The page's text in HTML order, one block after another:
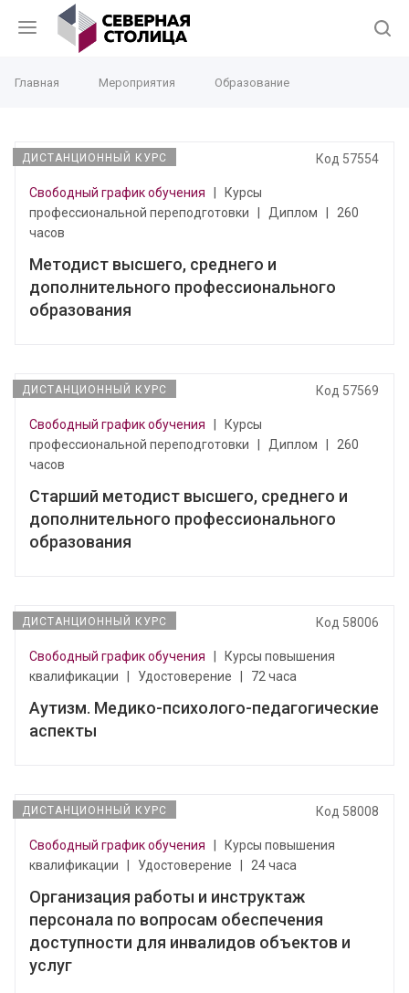
Главная Мероприятия Образование
ДИСТАНЦИОННЫЙ КУРС Код 57554
Свободный график обучения
Курсы
профессиональной переподготовки
Диплом
260
часов
Методист высшего, среднего и
дополнительного профессионального
образования
ДИСТАНЦИОННЫЙ КУРС Код 57569
Свободный график обучения
Курсы
профессиональной переподготовки
Диплом
260
часов
Старший методист высшего, среднего и
дополнительного профессионального
образования
ДИСТАНЦИОННЫЙ КУРС Код 58006
Свободный график обучения
Курсы повышения
квалификации
Удостоверение 72 часа
Аутизм. Медико-психолого-педагогические
аспекты
ДИСТАНЦИОННЫЙ КУРС Код 58008
Свободный график обучения
Курсы повышения
квалификации
Удостоверение 24 часа
Организация работы и инструктаж
персонала по вопросам обеспечения
доступности для инвалидов объектов и
услуг